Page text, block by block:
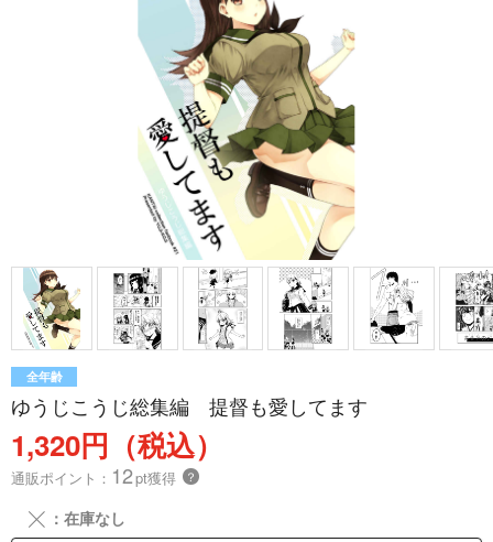
全年齢
ゆうじこうじ総集編 提督も愛してます
1,320円（税込）
通販ポイント： 12pt獲得 ？
╳ ：在庫なし